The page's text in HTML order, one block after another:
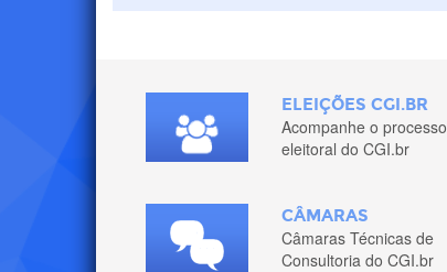
Links
Externos
ELEIÇÕES CGI.BR
Acompanhe o processo
eleitoral do CGI.br
CÂMARAS
Câmaras Técnicas de
Consultoria do CGI.br